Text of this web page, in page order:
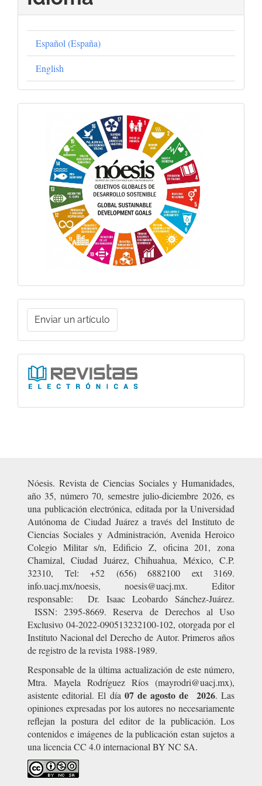
Español (España)
English
Objetivos
Globales
Enviar
un
artículo
Enviar un artículo
Ligas
Nóesis. Revista de Ciencias Sociales y Humanidades,
año 35, número 70, semestre julio-diciembre 2026, es
una publicación electrónica, editada por la Universidad
Autónoma de Ciudad Juárez a través del Instituto de
Ciencias Sociales y Administración, Avenida Heroico
Colegio Militar s/n, Edificio Z, oficina 201, zona
Chamizal, Ciudad Juárez, Chihuahua, México, C.P.
32310, Tel: +52 (656) 6882100 ext 3169.
info.uacj.mx/noesis, noesis@uacj.mx. Editor
responsable: Dr. Isaac Leobardo Sánchez-Juárez.
ISSN: 2395-8669. Reserva de Derechos al Uso
Exclusivo 04-2022-090513232100-102, otorgada por el
Instituto Nacional del Derecho de Autor. Primeros años
de registro de la revista 1988-1989.
Responsable de la última actualización de este número,
Mtra. Mayela Rodríguez Ríos (mayrodri@uacj.mx),
asistente editorial. El día 07 de agosto de 2026. Las
opiniones expresadas por los autores no necesariamente
reflejan la postura del editor de la publicación. Los
contenidos e imágenes de la publicación estan sujetos a
una licencia CC 4.0 internacional BY NC SA.